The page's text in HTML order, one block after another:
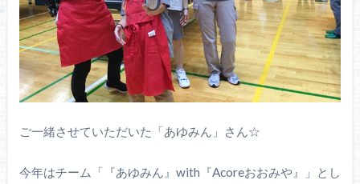
ご一緒させていただいた「あゆみん」さん☆
今年はチーム「『あゆみん』with『Acoreおおみや』」とし